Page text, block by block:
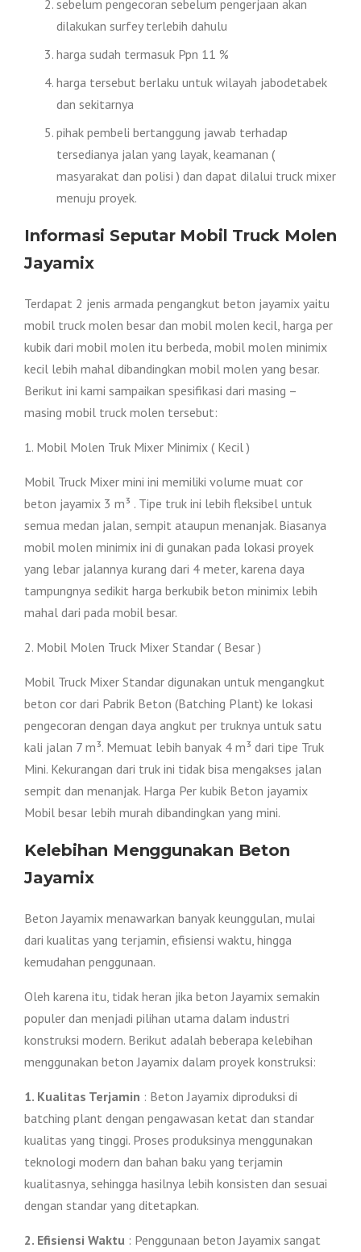
sebelum pengecoran sebelum pengerjaan akan
dilakukan surfey terlebih dahulu
harga sudah termasuk Ppn 11 %
harga tersebut berlaku untuk wilayah jabodetabek
dan sekitarnya
pihak pembeli bertanggung jawab terhadap
tersedianya jalan yang layak, keamanan (
masyarakat dan polisi ) dan dapat dilalui truck mixer
menuju proyek.
Informasi Seputar Mobil Truck Molen
Jayamix
Terdapat 2 jenis armada pengangkut beton jayamix yaitu
mobil truck molen besar dan mobil molen kecil, harga per
kubik dari mobil molen itu berbeda, mobil molen minimix
kecil lebih mahal dibandingkan mobil molen yang besar.
Berikut ini kami sampaikan spesifikasi dari masing –
masing mobil truck molen tersebut:
1. Mobil Molen Truk Mixer Minimix ( Kecil )
Mobil Truck Mixer mini ini memiliki volume muat cor
beton jayamix 3 m³ . Tipe truk ini lebih fleksibel untuk
semua medan jalan, sempit ataupun menanjak. Biasanya
mobil molen minimix ini di gunakan pada lokasi proyek
yang lebar jalannya kurang dari 4 meter, karena daya
tampungnya sedikit harga berkubik beton minimix lebih
mahal dari pada mobil besar.
2. Mobil Molen Truck Mixer Standar ( Besar )
Mobil Truck Mixer Standar digunakan untuk mengangkut
beton cor dari Pabrik Beton (Batching Plant) ke lokasi
pengecoran dengan daya angkut per truknya untuk satu
kali jalan 7 m³. Memuat lebih banyak 4 m³ dari tipe Truk
Mini. Kekurangan dari truk ini tidak bisa mengakses jalan
sempit dan menanjak. Harga Per kubik Beton jayamix
Mobil besar lebih murah dibandingkan yang mini.
Kelebihan Menggunakan Beton
Jayamix
Beton Jayamix menawarkan banyak keunggulan, mulai
dari kualitas yang terjamin, efisiensi waktu, hingga
kemudahan penggunaan.
Oleh karena itu, tidak heran jika beton Jayamix semakin
populer dan menjadi pilihan utama dalam industri
konstruksi modern. Berikut adalah beberapa kelebihan
menggunakan beton Jayamix dalam proyek konstruksi:
1. Kualitas Terjamin : Beton Jayamix diproduksi di
batching plant dengan pengawasan ketat dan standar
kualitas yang tinggi. Proses produksinya menggunakan
teknologi modern dan bahan baku yang terjamin
kualitasnya, sehingga hasilnya lebih konsisten dan sesuai
dengan standar yang ditetapkan.
2. Efisiensi Waktu : Penggunaan beton Jayamix sangat